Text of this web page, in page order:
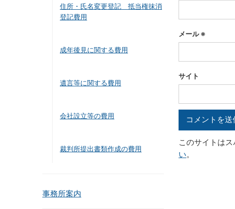
住所・氏名変更登記 抵当権抹消
登記費用
成年後見に関する費用
遺言等に関する費用
会社設立等の費用
裁判所提出書類作成の費用
事務所案内
メール※
サイト
このサイトは
い。